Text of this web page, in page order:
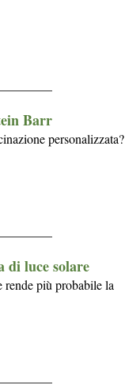
Barr
personalizzata?
di luce solare
rende più probabile la